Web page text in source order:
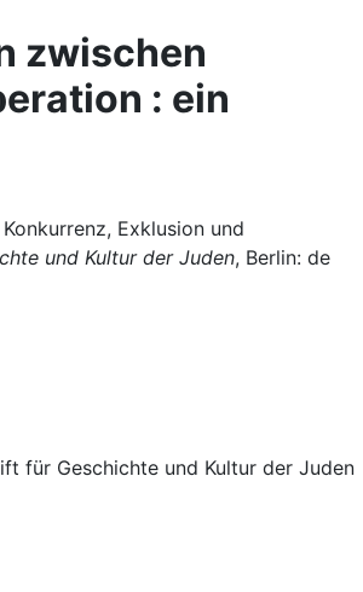
zwischen
: ein
Exklusion und
und Kultur der Juden, Berlin: de
für Geschichte und Kultur der Juden